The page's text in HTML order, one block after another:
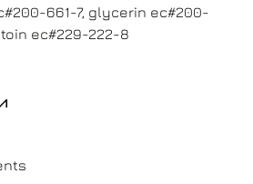
661-7, glycerin ec#200-
ec#229-222-8